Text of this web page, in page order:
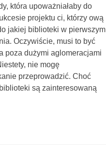
która upoważniałaby do
projektu ci, którzy ową
jakiej biblioteki w pierwszym
Oczywiście, musi to być
poza dużymi aglomeracjami
nie mogę
przeprowadzić. Choć
są zainteresowaną